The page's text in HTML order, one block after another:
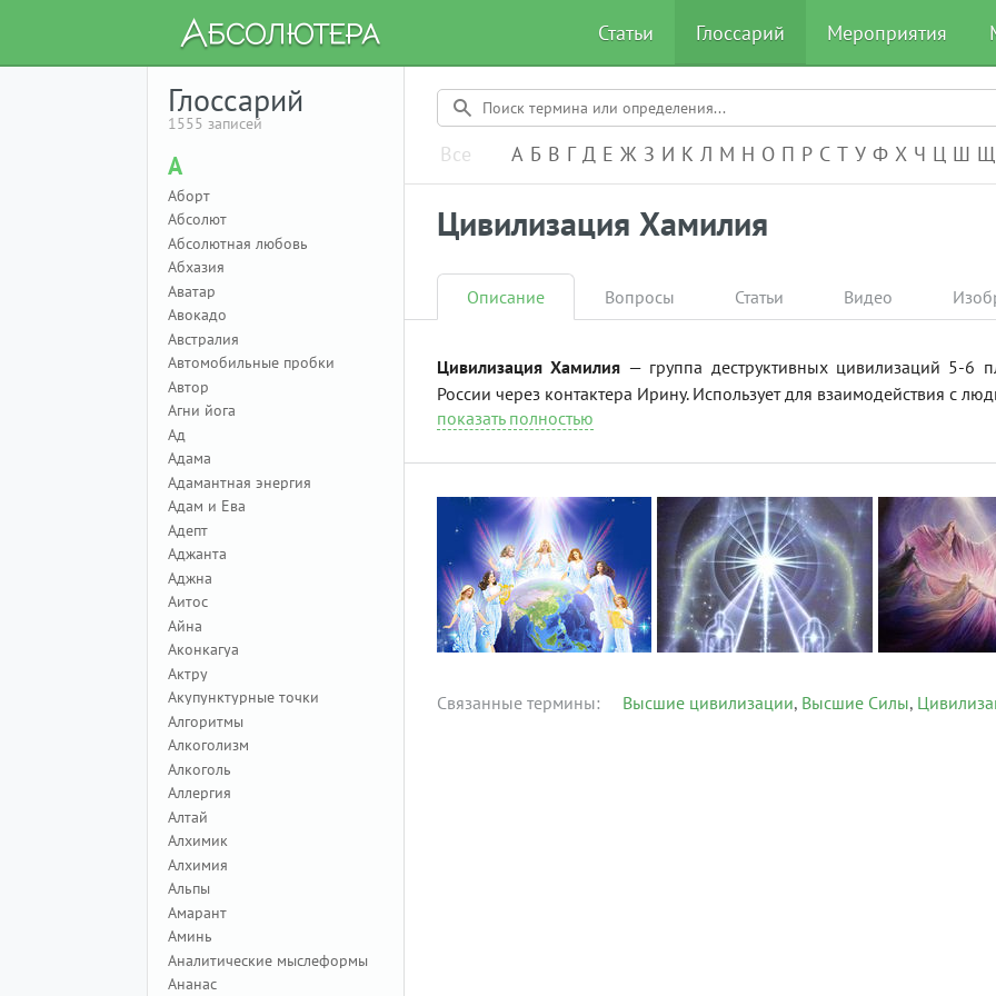
Статьи Глоссарий Мероприятия
Глоссарий
1555 записей
А
Аборт
Абсолют
Абсолютная любовь
Абхазия
Аватар
Авокадо
Австралия
Автомобильные пробки
Автор
Агни йога
Ад
Адама
Адамантная энергия
Адам и Ева
Адепт
Аджанта
Аджна
Аитос
Айна
Аконкагуа
Актру
Акупунктурные точки
Алгоритмы
Алкоголизм
Алкоголь
Аллергия
Алтай
Алхимик
Алхимия
Альпы
Амарант
Аминь
Аналитические мыслеформы
Ананас
Все А-Я
А Б В Г Д Е Ж З И К Л М Н О П Р С Т У Ф Х Ч Ц Ш Щ
Цивилизация Хамилия
Описание Вопросы Статьи Видео
Цивилизация Хамилия — группа деструктивных цивилизаций 5-6
России через контактера Ирину. Использует для взаимодействия с
показать полностью
Связанные термины: Высшие цивилизации Высшие Силы